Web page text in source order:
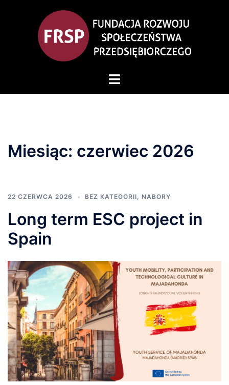
Przełącz
Miesiąc: czerwiec 2026
22 CZERWCA 2026 BEZ KATEGORII, NABORY
Long term ESC project in
Spain